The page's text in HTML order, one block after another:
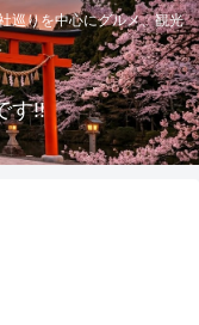
巡りを中心にグルメ、観光
す!!